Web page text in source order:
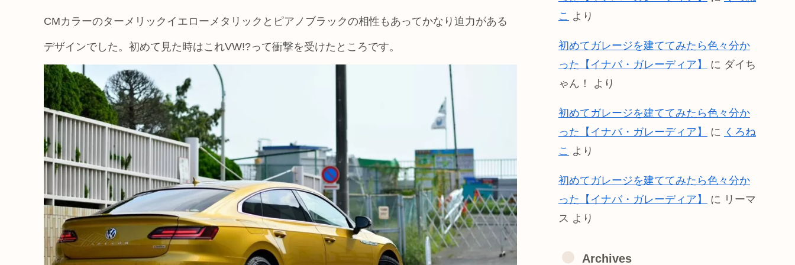
CMカラーのターメリックイエローメタリックとピアノブラックの相性もあってかなり迫力がある
デザインでした。初めて見た時はこれVW!?って衝撃を受けたところです。
こ より
初めてガレージを建ててみたら色々分か
った【イナバ・ガレーディア】
に ダイち
ゃん！
より
初めてガレージを建ててみたら色々分か
った【イナバ・ガレーディア】
に くろね
こ より
初めてガレージを建ててみたら色々分か
った【イナバ・ガレーディア】
に リーマ
ス より
Archives